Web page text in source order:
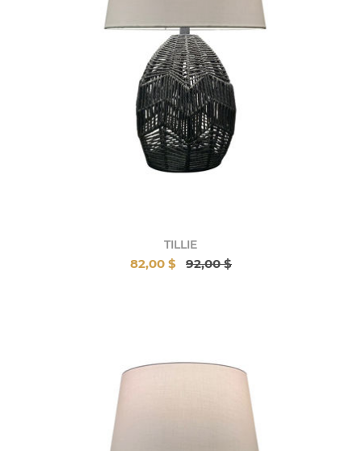
TILLIE
82,00 $ 92,00 $